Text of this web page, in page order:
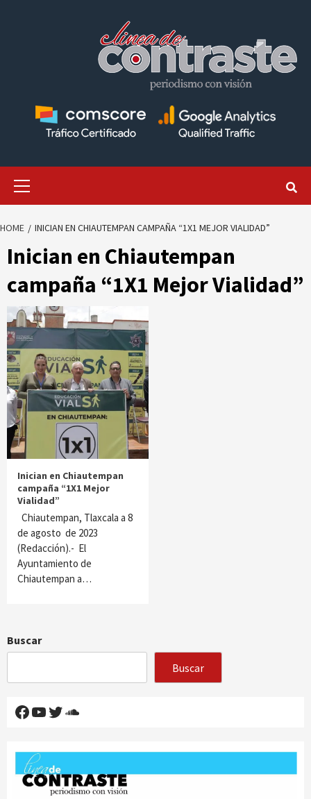
HOME INICIAN EN CHIAUTEMPAN CAMPAÑA “1X1 MEJOR VIALIDAD”
Inician en Chiautempan
campaña “1X1 Mejor Vialidad”
Inician en Chiautempan
campaña “1X1 Mejor
Vialidad”
Chiautempan, Tlaxcala a 8
de agosto de 2023
(Redacción).- El
Ayuntamiento de
Chiautempan a…
Buscar
Buscar
Facebook
YouTube
Twitter
SoundCloud